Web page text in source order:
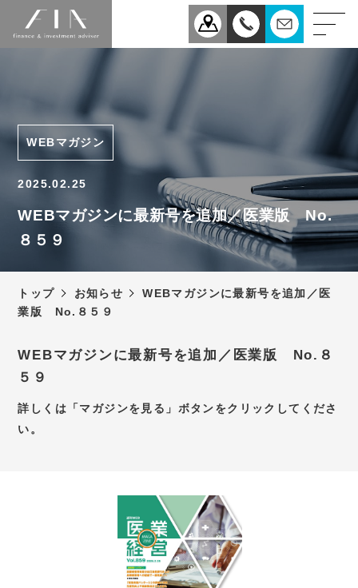
事業承継
税理士法人FIAについて
スタッフ紹介
お知らせ
新型コロナウィルス感染症
予防対策について
アクセス
お問い合わせ
新卒採用サイト
WEBマガジン
2025.02.25
WEBマガジンに最新号を追加／医業版 No.
８５９
トップ お知らせ
WEBマガジンに最新号を追加／医
業版 No.８５９
WEBマガジンに最新号を追加／医業版 No.８
５９
詳しくは「マガジンを見る」ボタンをクリックしてくださ
い。